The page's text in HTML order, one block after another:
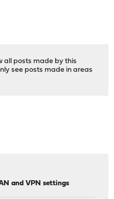
all posts made by this
see posts made in areas
and VPN settings